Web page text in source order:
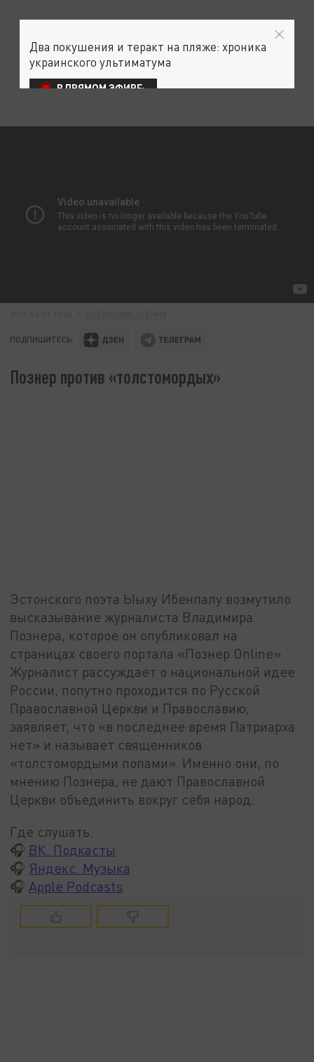
ПОДПИШИТЕСЬ:
Познер против «толстомордых»
Эстонского поэта Ыыху Ибенпалу возмутило
высказывание журналиста Владимира
Познера, которое он опубликовал на
страницах своего портала «Познер Online».
Журналист рассуждает о национальной идее
России, попутно проходится по Русской
Православной Церкви и Православию,
заявляет, что «в последнее время Патриарха
нет» и называет священников
«толстомордыми попами». Именно они, по
мнению Познера, не дают Православной
Церкви объединить вокруг себя народ.
Где слушать:
🎧 ВК. Подкасты
🎧 Яндекс. Музыка
🎧 Apple Podcasts
Два покушения и теракт на пляже: хроника
украинского ультиматума
В ПРЯМОМ ЭФИРЕ: